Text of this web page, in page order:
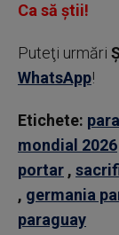
Ca să știi!
Puteţi urmări
WhatsApp!
Etichete:
mondial 2026
portar ,
, germania
paraguay